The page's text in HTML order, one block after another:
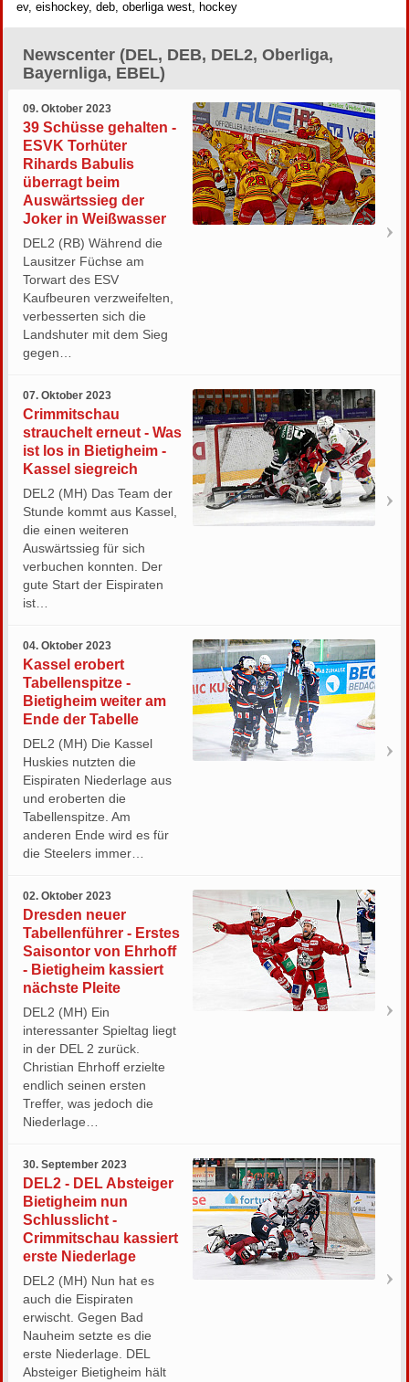
ev, eishockey, deb, oberliga west, hockey
Newscenter (DEL, DEB, DEL2, Oberliga,
Bayernliga, EBEL)
09. Oktober 2023
39 Schüsse gehalten -
ESVK Torhüter
Rihards Babulis
überragt beim
Auswärtssieg der
Joker in Weißwasser
DEL2 (RB) Während die
Lausitzer Füchse am
Torwart des ESV
Kaufbeuren verzweifelten,
verbesserten sich die
Landshuter mit dem Sieg
gegen…
07. Oktober 2023
Crimmitschau
strauchelt erneut - Was
ist los in Bietigheim -
Kassel siegreich
DEL2 (MH) Das Team der
Stunde kommt aus Kassel,
die einen weiteren
Auswärtssieg für sich
verbuchen konnten. Der
gute Start der Eispiraten
ist…
04. Oktober 2023
Kassel erobert
Tabellenspitze -
Bietigheim weiter am
Ende der Tabelle
DEL2 (MH) Die Kassel
Huskies nutzten die
Eispiraten Niederlage aus
und eroberten die
Tabellenspitze. Am
anderen Ende wird es für
die Steelers immer…
02. Oktober 2023
Dresden neuer
Tabellenführer - Erstes
Saisontor von Ehrhoff
- Bietigheim kassiert
nächste Pleite
DEL2 (MH) Ein
interessanter Spieltag liegt
in der DEL 2 zurück.
Christian Ehrhoff erzielte
endlich seinen ersten
Treffer, was jedoch die
Niederlage…
30. September 2023
DEL2 - DEL Absteiger
Bietigheim nun
Schlusslicht -
Crimmitschau kassiert
erste Niederlage
DEL2 (MH) Nun hat es
auch die Eispiraten
erwischt. Gegen Bad
Nauheim setzte es die
erste Niederlage. DEL
Absteiger Bietigheim hält